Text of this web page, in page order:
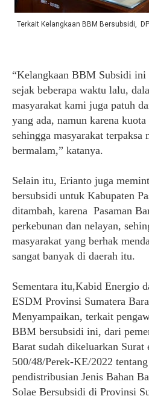
Terkait Kelangkaan BBM Bersubsidi,
“Kelangkaan BBM Subsidi ini
sejak beberapa waktu lalu,
masyarakat kami juga patuh
yang ada, namun karena
sehingga masyarakat terpaksa
bermalam,” katanya.
Selain itu, Erianto juga
bersubsidi untuk Kabupaten
ditambah, karena Pasaman
perkebunan dan nelayan,
masyarakat yang berhak
sangat banyak di daerah itu.
Sementara itu,Kabid Energio
ESDM Provinsi Sumatera
Menyampaikan, terkait
BBM bersubsidi ini, dari
Barat sudah dikeluarkan Surat
500/48/Perek-KE/2022
pendistribusian Jenis Bahan
Solae Bersubsidi di Provinsi